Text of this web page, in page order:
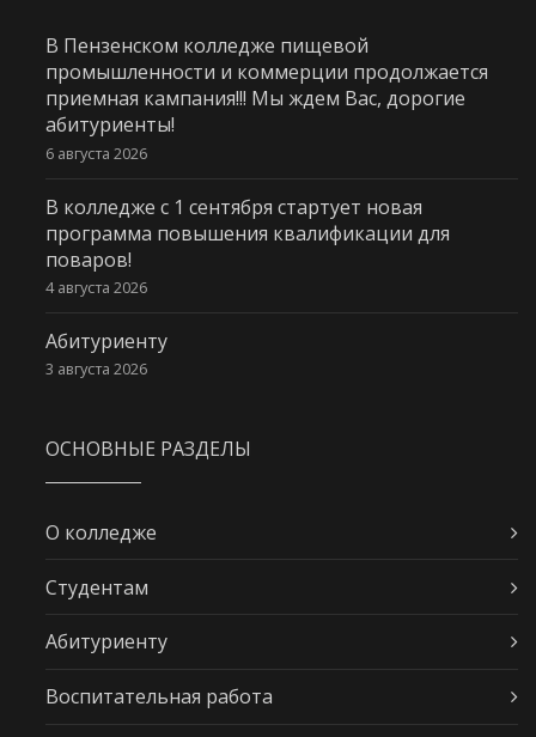
В Пензенском колледже пищевой
промышленности и коммерции продолжается
приемная кампания!!! Мы ждем Вас, дорогие
абитуриенты!
6 августа 2026
В колледже с 1 сентября стартует новая
программа повышения квалификации для
поваров!
4 августа 2026
Абитуриенту
3 августа 2026
ОСНОВНЫЕ РАЗДЕЛЫ
О колледже
Студентам
Абитуриенту
Воспитательная работа